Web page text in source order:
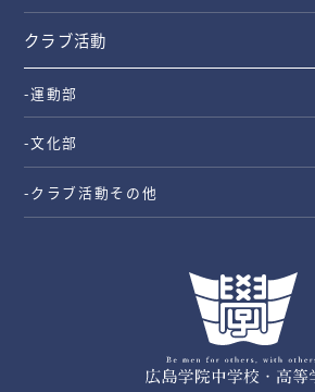
クラブ活動
-運動部
-文化部
-クラブ活動その他